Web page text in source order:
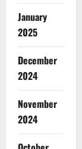
January
2025
December
2024
November
2024